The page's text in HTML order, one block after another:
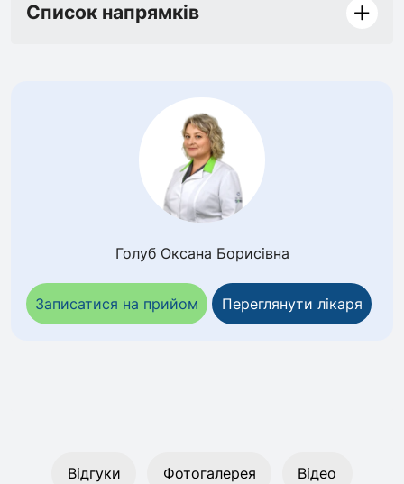
Список напрямків
Голуб Оксана Борисівна
Записатися на прийом Переглянути лікаря
Відгуки Фотогалерея Відео